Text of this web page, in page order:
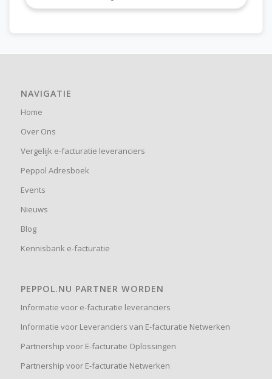
NAVIGATIE
Home
Over Ons
Vergelijk e-facturatie leveranciers
Peppol Adresboek
Events
Nieuws
Blog
Kennisbank e-facturatie
PEPPOL.NU PARTNER WORDEN
Informatie voor e-facturatie leveranciers
Informatie voor Leveranciers van E-facturatie Netwerken
Partnership voor E-facturatie Oplossingen
Partnership voor E-facturatie Netwerken